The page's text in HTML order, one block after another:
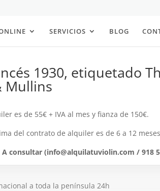
SERVICIOS BLOG
1930, etiquetado
Mullins
es de 55€ + IVA al mes y fianza de 150€.
del contrato de alquiler es de 6 a 12
A consultar (info@alquilatuviolin.com / 918
a toda la península 24h